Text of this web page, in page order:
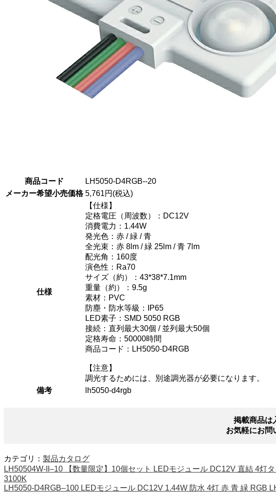
商品コード
LH5050-D4RGB--20
メーカー希望小売価格 5,761円(税込)
仕様
【仕様】
定格電圧（周波数）：DC12V
消費電力：1.44W
発光色：赤 / 緑 / 青
全光束：赤 8lm / 緑 25lm / 青 7lm
配光角：160度
演色性：Ra70
サイズ（約）：43*38*7.1mm
重量（約）：9.5g
素材：PVC
防塵・防水等級：IP65
LED素子：SMD 5050 RGB
接続：直列最大30個 / 並列最大50個
定格寿命：50000時間
商品コード：LH5050-D4RGB
【注意】
調光するためには、別途調光器が必要になります。
備考
lh5050-d4rgb
掲載商品は
お気軽にお問
カテゴリ： 製品カタログ
LH50504W-II–10 【数量限定】10個セット LEDモジュール DC12V 直結 4灯
3100K
LH5050-D4RGB–100 LEDモジュール DC12V 1.44W 防水 4灯 赤 青 緑 RGB